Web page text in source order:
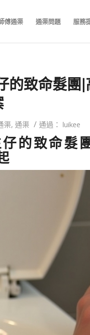
傅通渠 通渠問題 服務
的致命髮團
渠, 通渠 / 通過： luikee
的致命髮